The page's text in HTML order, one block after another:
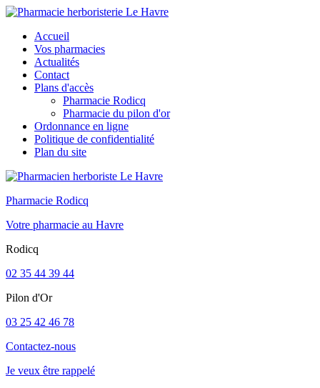
Accueil
Vos pharmacies
Actualités
Contact
Plans d'accès
Pharmacie Rodicq
Pharmacie du pilon d'or
Ordonnance en ligne
Politique de confidentialité
Plan du site
Pharmacie Rodicq
Votre pharmacie au Havre
Rodicq
02 35 44 39 44
Pilon d'Or
03 25 42 46 78
Contactez-nous
Je veux être rappelé